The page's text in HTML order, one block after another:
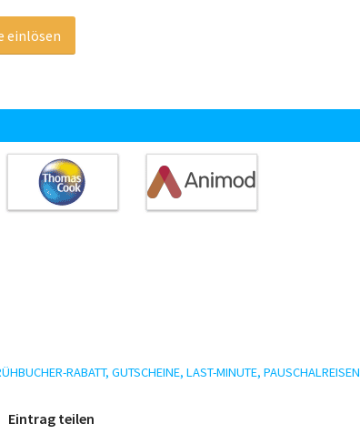
einlösen
RABATT, GUTSCHEINE, LAST-MINUTE, PAUSCHALREISEN
Eintrag teilen